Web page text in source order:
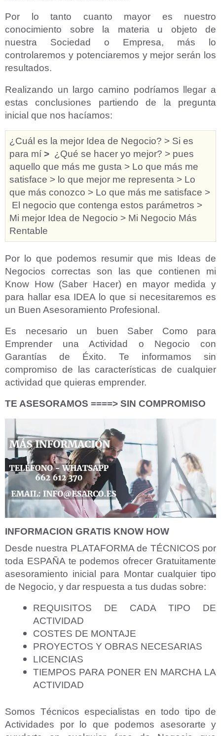
Por lo tanto cuanto mayor es nuestro
conocimiento sobre la materia u objeto de
nuestra Sociedad o Empresa, más lo
controlaremos y potenciaremos y mejor serán los
resultados.
Realizando un largo camino podríamos llegar a
estas conclusiones partiendo de la pregunta
inicial que nos hacíamos:
¿Cuál es la mejor Idea de Negocio? > Si es
para mí > ¿Qué se hacer yo mejor? > pues
aquello que más me gusta > Lo que más me
satisface > lo que mejor me representa > Lo
que más conozco > Lo que más me satisface >
El negocio que contenga estos parámetros >
Mi mejor Idea de Negocio > Mi Negocio Más
Rentable
Por lo que podemos resumir que mis Ideas de
Negocios correctas son las que contienen mi
Know How (Saber Hacer) en mayor medida y
para hallar esa IDEA lo que si necesitaremos es
un Buen Asesoramiento Profesional.
Es necesario un buen Saber Como para
Emprender una Actividad o Negocio con
Garantías de Éxito. Te informamos sin
compromiso de las características de cualquier
actividad que quieras emprender.
TE ASESORAMOS ====> SIN COMPROMISO
INFORMACION GRATIS KNOW HOW
Desde nuestra PLATAFORMA de TÉCNICOS por
toda ESPAÑA te podemos ofrecer Gratuitamente
asesoramiento inicial para Montar cualquier tipo
de Negocio, y dar respuesta a tus dudas sobre:
REQUISITOS DE CADA TIPO DE
ACTIVIDAD
COSTES DE MONTAJE
PROYECTOS Y OBRAS NECESARIAS
LICENCIAS
TIEMPOS PARA PONER EN MARCHA LA
ACTIVIDAD
Somos Técnicos especialistas en todo tipo de
Actividades por lo que podemos asesorarte y